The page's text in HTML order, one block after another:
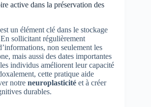
active dans la préservation des
un élément clé dans le stockage
sollicitant régulièrement
non seulement les
mais aussi des dates importantes
individus améliorent leur capacité
cette pratique aide
notre neuroplasticité et à créer
durables.